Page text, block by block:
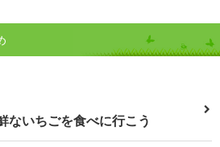
ないちごを食べに行こう